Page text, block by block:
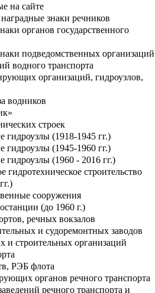
на сайте
знаки речников
органов государственного
подведомственных организаций
водного транспорта
организаций, гидроузлов,
водников
строек
гидроузлы (1918-1945 гг.)
гидроузлы (1945-1960 гг.)
гидроузлы (1960 - 2016 гг.)
гидротехническое строительство
сооружения
(до 1960 г.)
речных вокзалов
и судоремонтных заводов
и строительных организаций
РЭБ флота
органов речного транспорта
речного транспорта и